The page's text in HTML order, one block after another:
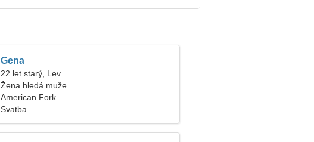
Gena
22 let starý, Lev
Žena hledá muže
American Fork
Svatba